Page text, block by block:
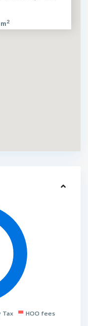
2
Tax
HOO fees